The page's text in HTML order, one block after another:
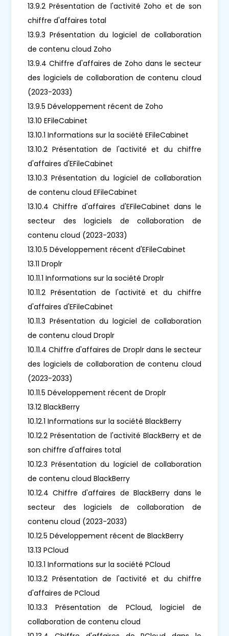
13.9.2 Présentation de l'activité Zoho et de son
chiffre d'affaires total
13.9.3 Présentation du logiciel de collaboration
de contenu cloud Zoho
13.9.4 Chiffre d'affaires de Zoho dans le secteur
des logiciels de collaboration de contenu cloud
(2023-2033)
13.9.5 Développement récent de Zoho
13.10 EFileCabinet
13.10.1 Informations sur la société EFileCabinet
13.10.2 Présentation de l'activité et du chiffre
d'affaires d'EFileCabinet
13.10.3 Présentation du logiciel de collaboration
de contenu cloud EFileCabinet
13.10.4 Chiffre d'affaires d'EFileCabinet dans le
secteur des logiciels de collaboration de
contenu cloud (2023-2033)
13.10.5 Développement récent d'EFileCabinet
13.11 Droplr
10.11.1 Informations sur la société Droplr
10.11.2 Présentation de l'activité et du chiffre
d'affaires d'EFileCabinet
10.11.3 Présentation du logiciel de collaboration
de contenu cloud Droplr
10.11.4 Chiffre d'affaires de Droplr dans le secteur
des logiciels de collaboration de contenu cloud
(2023-2033)
10.11.5 Développement récent de Droplr
13.12 BlackBerry
10.12.1 Informations sur la société BlackBerry
10.12.2 Présentation de l'activité BlackBerry et de
son chiffre d'affaires total
10.12.3 Présentation du logiciel de collaboration
de contenu cloud BlackBerry
10.12.4 Chiffre d'affaires de BlackBerry dans le
secteur des logiciels de collaboration de
contenu cloud (2023-2033)
10.12.5 Développement récent de BlackBerry
13.13 PCloud
10.13.1 Informations sur la société PCloud
10.13.2 Présentation de l'activité et du chiffre
d'affaires de PCloud
10.13.3 Présentation de PCloud, logiciel de
collaboration de contenu cloud